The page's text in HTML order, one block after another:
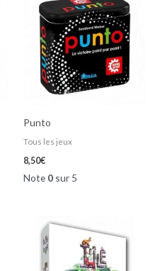
Punto
Tous les jeux
8,50€
Note 0sur 5